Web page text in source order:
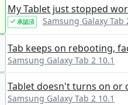
My Tablet just stopped
承認済 Samsung Galaxy Tab
Tab keeps on rebooting,
Samsung Galaxy Tab 2 10.1
Tablet doesn't turns on or
Samsung Galaxy Tab 2 10.1